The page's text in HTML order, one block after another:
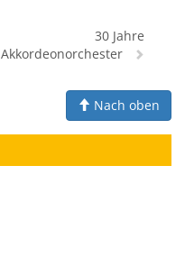
30 Jahre
Akkordeonorchester
Nach oben